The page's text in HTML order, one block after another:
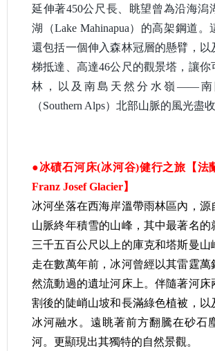
延伸著450公尺長、眺望曾為沿海潟
湖（Lake Mahinapua）的高架鋼道。
還包括一個伸入森林冠層的懸臂，以
梯抵達、高達46公尺的觀景塔，讓你
林，以及南島天然分水嶺——南
（Southern Alps）北部山脈的風光盡
●冰磧石河床(冰河谷)健行之旅【法
Franz Josef Glacier】
冰河坐落在西海岸溫帶雨林區內，源
山脈終年積雪的山峰，其中最著名的
三千五百公尺以上的庫克和塔斯曼山
走在數萬年前，冰河曾經以其雷霆萬
然流動過的遺址河床上。伴隨著河床
割後的陡峭山坡和長滿綠色植被，以
冰河融水。遠眺著前方翻騰在砂石
河。更顯現出其獨特的自然景觀。